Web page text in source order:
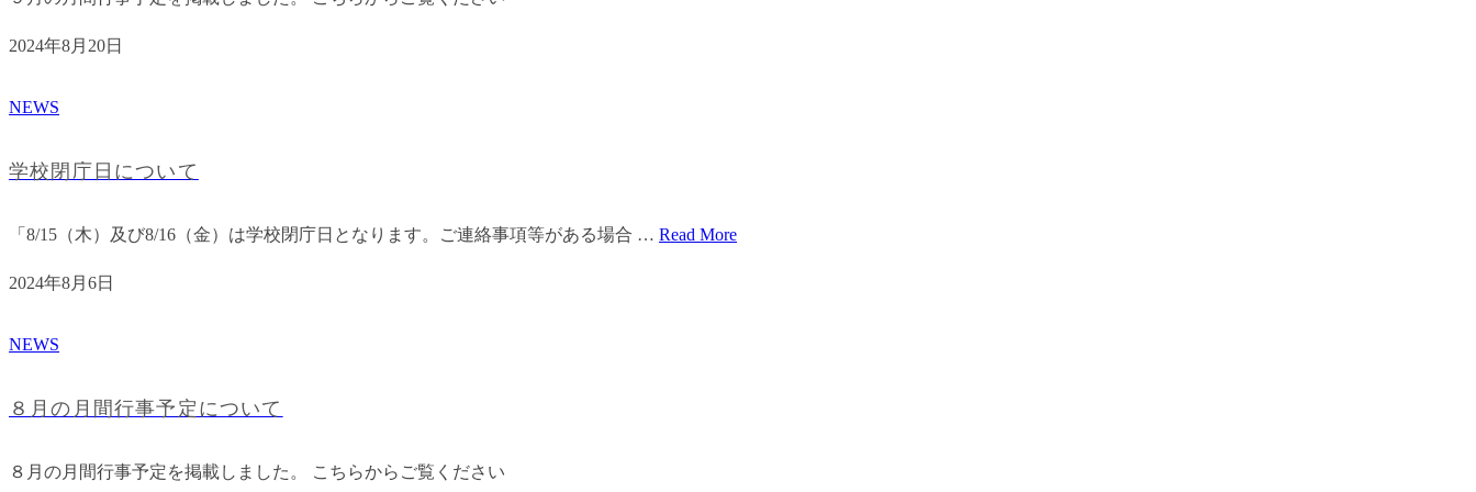
2024年8月20日
NEWS
学校閉庁日について
「8/15（木）及び8/16（金）は学校閉庁日となります。ご連絡事項等がある場合 … Read More
2024年8月6日
NEWS
８月の月間行事予定について
８月の月間行事予定を掲載しました。 こちらからご覧ください